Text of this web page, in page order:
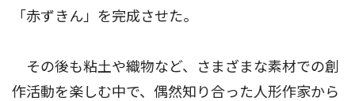
「赤ずきん」を完成させた。
その後も粘土や織物など、さまざまな素材での創
作活動を楽しむ中で、偶然知り合った人形作家から